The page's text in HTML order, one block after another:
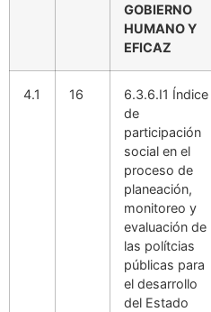
GOBIERNO
HUMANO Y
EFICAZ
4.1 16
6.3.6.I1 Índice
de
participación
social en el
proceso de
planeación,
monitoreo y
evaluación de
las polítcias
públicas para
el desarrollo
del Estado